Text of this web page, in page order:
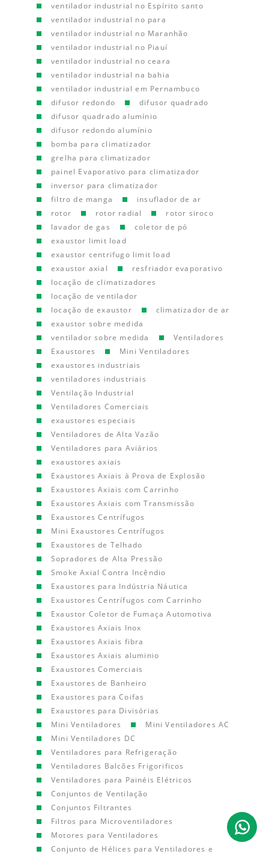
ventilador industrial no Espírito santo
ventilador industrial no para
ventilador industrial no Maranhão
ventilador industrial no Piauí
ventilador industrial no ceara
ventilador industrial na bahia
ventilador industrial em Pernambuco
difusor redondo
difusor quadrado
difusor quadrado alumínio
difusor redondo alumínio
bomba para climatizador
grelha para climatizador
painel Evaporativo para climatizador
inversor para climatizador
filtro de manga
insuflador de ar
rotor
rotor radial
rotor siroco
lavador de gas
coletor de pó
exaustor limit load
exaustor centrifugo limit load
exaustor axial
resfriador evaporativo
locação de climatizadores
locação de ventilador
locação de exaustor
climatizador de ar
exaustor sobre medida
ventilador sobre medida
Ventiladores
Exaustores
Mini Ventiladores
exaustores industriais
ventiladores industriais
Ventilação Industrial
Ventiladores Comerciais
exaustores especiais
Ventiladores de Alta Vazão
Ventiladores para Aviários
exaustores axiais
Exaustores Axiais à Prova de Explosão
Exaustores Axiais com Carrinho
Exaustores Axiais com Transmissão
Exaustores Centrífugos
Mini Exaustores Centrífugos
Exaustores de Telhado
Sopradores de Alta Pressão
Smoke Axial Contra Incêndio
Exaustores para Indústria Náutica
Exaustores Centrífugos com Carrinho
Exaustor Coletor de Fumaça Automotiva
Exaustores Axiais Inox
Exaustores Axiais fibra
Exaustores Axiais aluminio
Exaustores Comerciais
Exaustores de Banheiro
Exaustores para Coifas
Exaustores para Divisórias
Mini Ventiladores
Mini Ventiladores AC
Mini Ventiladores DC
Ventiladores para Refrigeração
Ventiladores Balcões Frigorificos
Ventiladores para Painéis Elétricos
Conjuntos de Ventilação
Conjuntos Filtrantes
Filtros para Microventiladores
Motores para Ventiladores
Conjunto de Hélices para Ventiladores e